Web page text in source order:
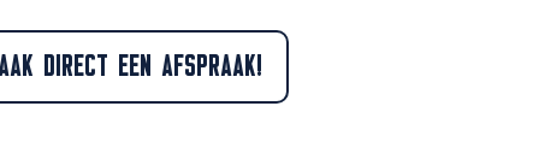
DIRECT EEN AFSPRAAK!